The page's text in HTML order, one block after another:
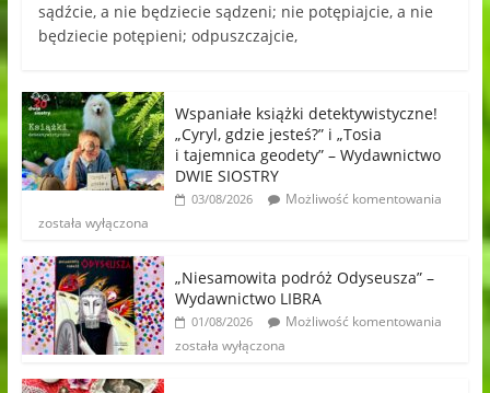
sądźcie, a nie będziecie sądzeni; nie potępiajcie, a nie
będziecie potępieni; odpuszczajcie,
Wspaniałe książki detektywistyczne!
„Cyryl, gdzie jesteś?” i „Tosia
i tajemnica geodety” – Wydawnictwo
DWIE SIOSTRY
03/08/2026
Możliwość komentowania
została wyłączona
„Niesamowita podróż Odyseusza” –
Wydawnictwo LIBRA
01/08/2026
Możliwość komentowania
została wyłączona